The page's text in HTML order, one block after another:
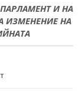
И НА
ИЗМЕНЕНИЕ НА